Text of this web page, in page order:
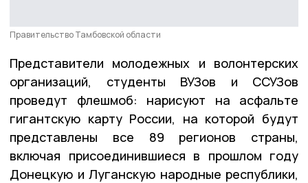
Правительство Тамбовской области
Представители молодежных и волонтерских
организаций, студенты ВУЗов и ССУЗов
проведут флешмоб: нарисуют на асфальте
гигантскую карту России, на которой будут
представлены все 89 регионов страны,
включая присоединившиеся в прошлом году
Донецкую и Луганскую народные республики,